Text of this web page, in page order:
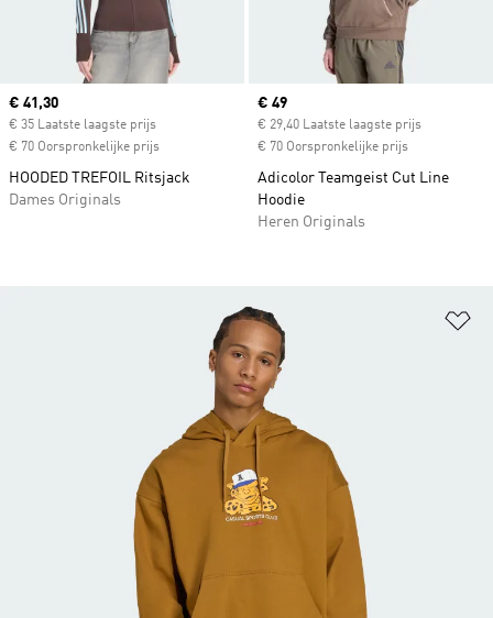
Current price
€ 41,30
€ 35 Laatste laagste prijs
€ 70 Oorspronkelijke prijs
HOODED TREFOIL Ritsjack
Dames Originals
Current price
€ 49
€ 29,40 Laatste laagste prijs
€ 70 Oorspronkelijke prijs
Adicolor Teamgeist Cut Line
Hoodie
Heren Originals